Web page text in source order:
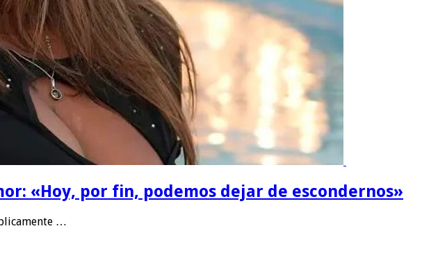
«Hoy, por fin, podemos dejar de escondernos»
…